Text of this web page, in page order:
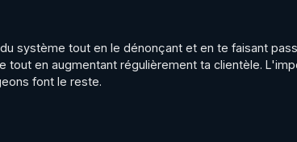
système tout en le dénonçant et en te faisant
tout en augmentant régulièrement ta clientèle.
font le reste.